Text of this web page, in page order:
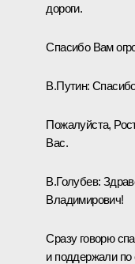
дороги.
Спасибо Вам
В.Путин:
Пожалуйста,
Вас.
В.Голубев:
Владимирович!
Сразу говорю
и поддержали по